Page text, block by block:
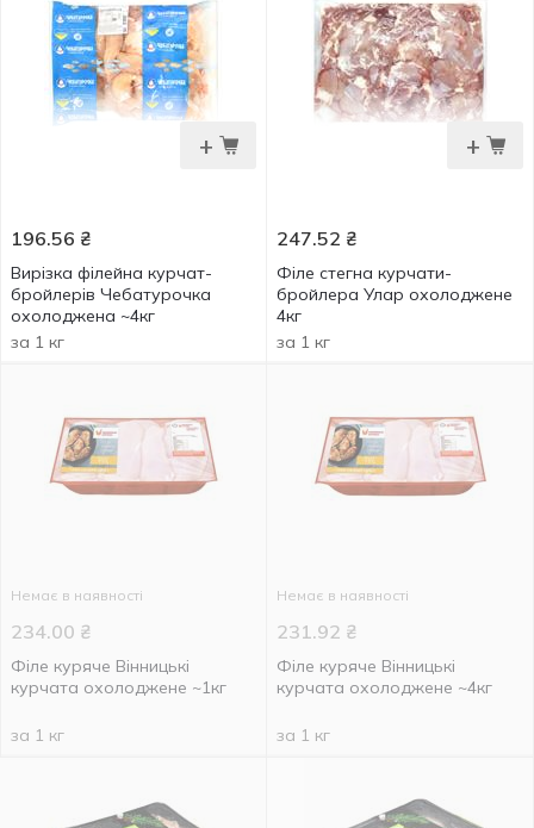
+
196.56 ₴
Вирізка філейна курчат-
бройлерів Чебатурочка
охолоджена ~4кг
за 1 кг
+
247.52 ₴
Філе стегна курчати-
бройлера Улар охолоджене
4кг
за 1 кг
Немає в наявності
234.00 ₴
Філе куряче Вінницькі
курчата охолоджене ~1кг
за 1 кг
Немає в наявності
231.92 ₴
Філе куряче Вінницькі
курчата охолоджене ~4кг
за 1 кг